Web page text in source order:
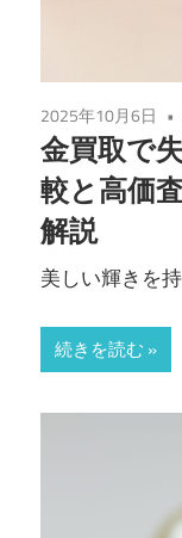
2025年10月6日
金買取で
較と高価
解説
美しい輝きを
続きを読む